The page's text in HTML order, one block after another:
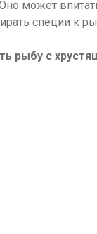
может
специи к
рыбу с